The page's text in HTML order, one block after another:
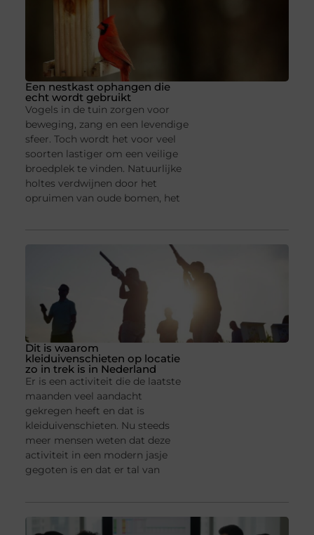
Een nestkast ophangen die
echt wordt gebruikt
Vogels in de tuin zorgen voor
beweging, zang en een levendige
sfeer. Toch wordt het voor veel
soorten lastiger om een veilige
broedplek te vinden. Natuurlijke
holtes verdwijnen door het
opruimen van oude bomen, het
Dit is waarom
kleiduivenschieten op locatie
zo in trek is in Nederland
Er is een activiteit die de laatste
maanden veel aandacht
gekregen heeft en dat is
kleiduivenschieten. Nu steeds
meer mensen weten dat deze
activiteit in een modern jasje
gegoten is en dat er tal van